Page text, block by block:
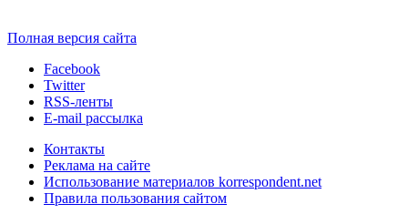
Полная версия сайта
Facebook
Twitter
RSS-ленты
E-mail рассылка
Контакты
Реклама на сайте
Использование материалов korrespondent.net
Правила пользования сайтом